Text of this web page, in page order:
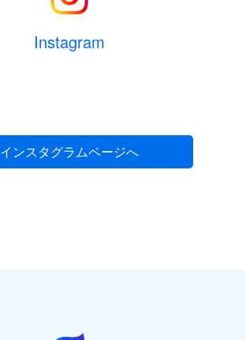
Instagram
インスタグラムページへ